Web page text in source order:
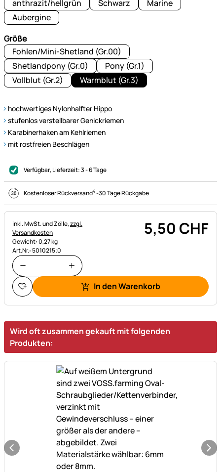
anthrazit/hellgrün
Schwarz
Marine
Aubergine
Größe
Fohlen/Mini-Shetland (Gr.00)
Shetlandpony (Gr.0)
Pony (Gr.1)
Vollblut (Gr.2)
Warmblut (Gr.3)
hochwertiges Nylonhalfter Hippo
stufenlos verstellbarer Genickriemen
Karabinerhaken am Kehlriemen
mit rostfreien Beschlägen
Verfügbar, Lieferzeit:3 - 6 Tage
Kostenloser Rückversand4-30 Tage Rückgabe
Steuerhinweis:
inkl. MwSt. und Zölle,zzgl.
Versandkosten
Gewicht: 0,27 kg
Art.Nr.: 5010215;0
5,50 CHF
In den Warenkorb
Wird oft zusammen gekauft mit folgenden
Produkten: